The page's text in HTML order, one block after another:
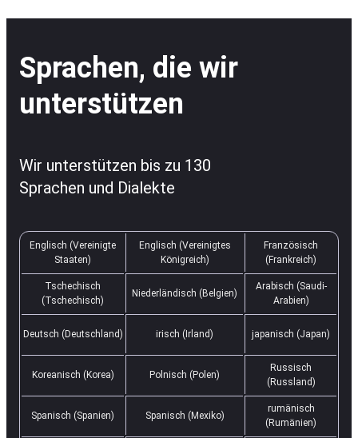
Sprachen, die wir
unterstützen
Wir unterstützen bis zu 130
Sprachen und Dialekte
Englisch (Vereinigte
Staaten)
Englisch (Vereinigtes
Königreich)
Französisch
(Frankreich)
Tschechisch
(Tschechisch)
Niederländisch (Belgien)
Arabisch (Saudi-
Arabien)
Deutsch (Deutschland) irisch (Irland) japanisch (Japan)
Koreanisch (Korea) Polnisch (Polen)
Russisch
(Russland)
Spanisch (Spanien) Spanisch (Mexiko)
rumänisch
(Rumänien)